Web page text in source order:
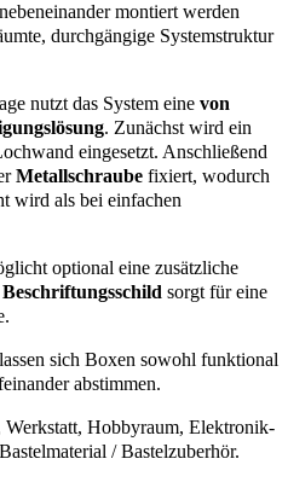
montiert werden
durchgängige Systemstruktur
nutzt das System eine von
. Zunächst wird ein
eingesetzt. Anschließend
Metallschraube fixiert, wodurch
wird als bei einfachen
optional eine zusätzliche
Beschriftungsschild sorgt für eine
lassen sich Boxen sowohl funktional
abstimmen.
Hobbyraum, Elektronik-
/ Bastelzuberhör.